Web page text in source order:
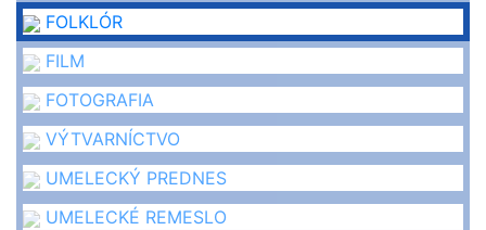
FOLKLÓR
FILM
FOTOGRAFIA
VÝTVARNÍCTVO
UMELECKÝ PREDNES
UMELECKÉ REMESLO